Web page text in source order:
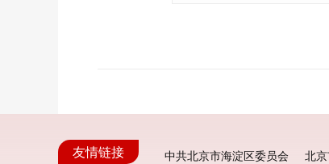
友情链接 中共北京市海淀区委员会 北